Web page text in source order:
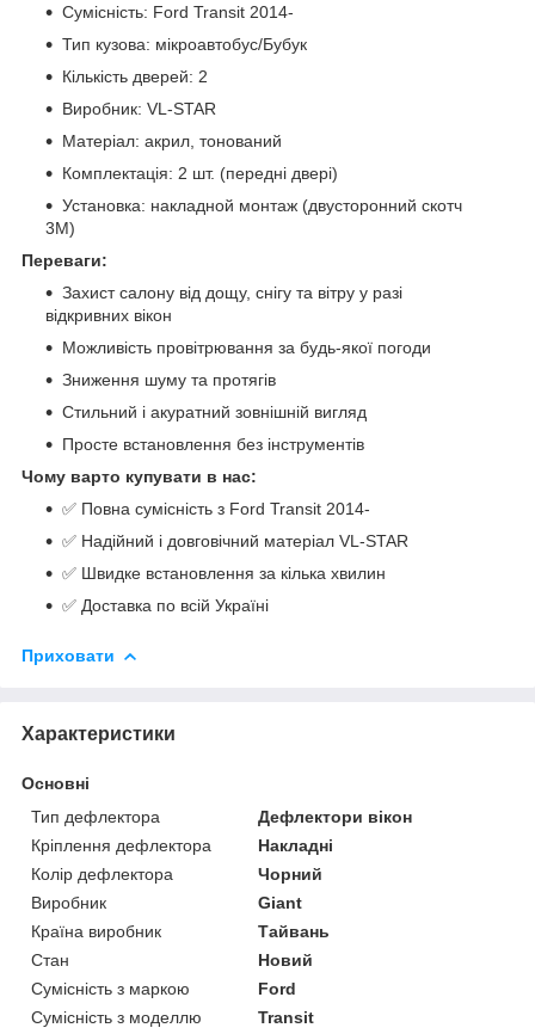
Сумісність: Ford Transit 2014-
Тип кузова: мікроавтобус/Бубук
Кількість дверей: 2
Виробник: VL-STAR
Матеріал: акрил, тонований
Комплектація: 2 шт. (передні двері)
Установка: накладной монтаж (двусторонний скотч
3M)
Переваги:
Захист салону від дощу, снігу та вітру у разі
відкривних вікон
Можливість провітрювання за будь-якої погоди
Зниження шуму та протягів
Стильний і акуратний зовнішній вигляд
Просте встановлення без інструментів
Чому варто купувати в нас:
✅ Повна сумісність з Ford Transit 2014-
✅ Надійний і довговічний матеріал VL-STAR
✅ Швидке встановлення за кілька хвилин
✅ Доставка по всій Україні
Приховати
Характеристики
Основні
Тип дефлектора
Дефлектори вікон
Кріплення дефлектора
Накладні
Колір дефлектора
Чорний
Виробник
Giant
Країна виробник
Тайвань
Стан
Новий
Сумісність з маркою
Ford
Сумісність з моделлю
Transit